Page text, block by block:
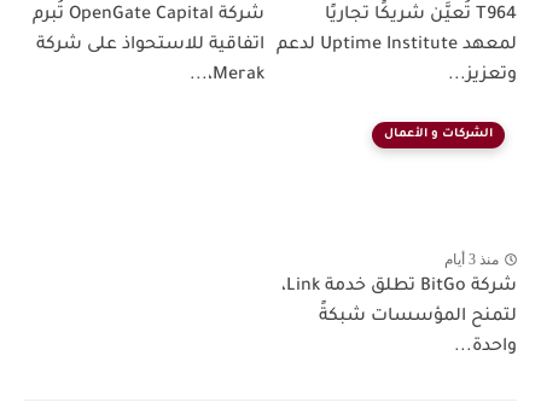
T964 تُعيَّن شريكًا تجاريًا
لمعهد Uptime Institute لدعم
وتعزيز...
شركة OpenGate Capital تُبرم
اتفاقية للاستحواذ على شركة
Merak،...
الشركات و الأعمال
منذ 3 أيام
شركة BitGo تطلق خدمة Link،
لتمنح المؤسسات شبكةً
واحدة...